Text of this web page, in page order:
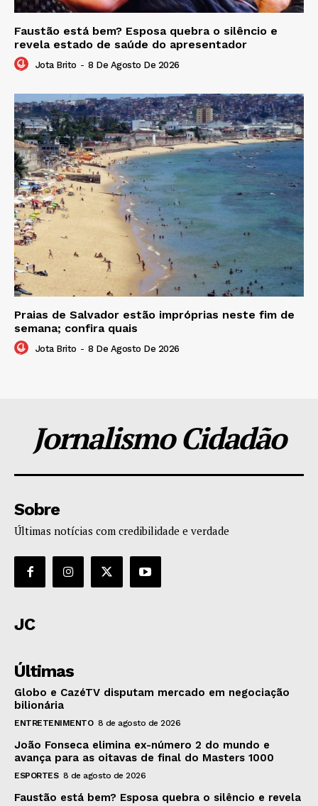
Faustão está bem? Esposa quebra o silêncio e
revela estado de saúde do apresentador
Jota Brito - 8 De Agosto De 2026
Praias de Salvador estão impróprias neste fim de
semana; confira quais
Jota Brito - 8 De Agosto De 2026
Jornalismo Cidadão
Sobre
Últimas notícias com credibilidade e verdade
JC
Últimas
Globo e CazéTV disputam mercado em negociação
bilionária
ENTRETENIMENTO 8 de agosto de 2026
João Fonseca elimina ex-número 2 do mundo e
avança para as oitavas de final do Masters 1000
ESPORTES 8 de agosto de 2026
Faustão está bem? Esposa quebra o silêncio e revela